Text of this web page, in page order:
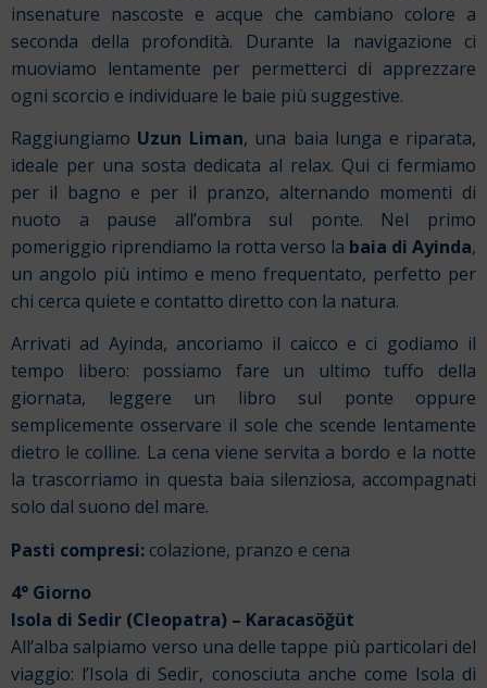
insenature nascoste e acque che cambiano colore a
seconda della profondità. Durante la navigazione ci
muoviamo lentamente per permetterci di apprezzare
ogni scorcio e individuare le baie più suggestive.
Raggiungiamo Uzun Liman, una baia lunga e riparata,
ideale per una sosta dedicata al relax. Qui ci fermiamo
per il bagno e per il pranzo, alternando momenti di
nuoto a pause all’ombra sul ponte. Nel primo
pomeriggio riprendiamo la rotta verso la baia di Ayinda,
un angolo più intimo e meno frequentato, perfetto per
chi cerca quiete e contatto diretto con la natura.
Arrivati ad Ayinda, ancoriamo il caicco e ci godiamo il
tempo libero: possiamo fare un ultimo tuffo della
giornata, leggere un libro sul ponte oppure
semplicemente osservare il sole che scende lentamente
dietro le colline. La cena viene servita a bordo e la notte
la trascorriamo in questa baia silenziosa, accompagnati
solo dal suono del mare.
Pasti compresi: colazione, pranzo e cena
4° Giorno
Isola di Sedir (Cleopatra) – Karacasöğüt
All’alba salpiamo verso una delle tappe più particolari del
viaggio: l’Isola di Sedir, conosciuta anche come Isola di